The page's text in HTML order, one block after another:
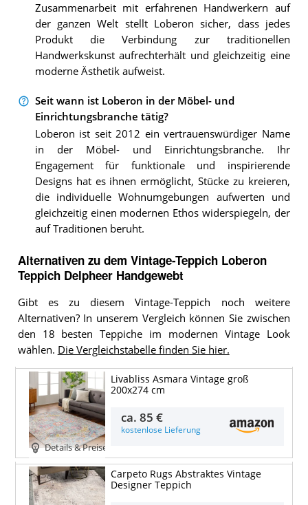
Zusammenarbeit mit erfahrenen Handwerkern auf
der ganzen Welt stellt Loberon sicher, dass jedes
Produkt die Verbindung zur traditionellen
Handwerkskunst aufrechterhält und gleichzeitig eine
moderne Ästhetik aufweist.
Seit wann ist Loberon in der Möbel- und
Einrichtungsbranche tätig?
Loberon ist seit 2012 ein vertrauenswürdiger Name
in der Möbel- und Einrichtungsbranche. Ihr
Engagement für funktionale und inspirierende
Designs hat es ihnen ermöglicht, Stücke zu kreieren,
die individuelle Wohnumgebungen aufwerten und
gleichzeitig einen modernen Ethos widerspiegeln, der
auf Traditionen beruht.
Alternativen zu dem Vintage-Teppich Loberon
Teppich Delpheer Handgewebt
Gibt es zu diesem Vintage-Teppich noch weitere
Alternativen? In unserem Vergleich können Sie zwischen
den 18 besten Teppiche im modernen Vintage Look
wählen. Die Vergleichstabelle finden Sie hier.
Details & Preise
Livabliss Asmara Vintage groß
200x274 cm
ca.85 €
kostenlose Lieferung
Carpeto Rugs Abstraktes Vintage
Designer Teppich